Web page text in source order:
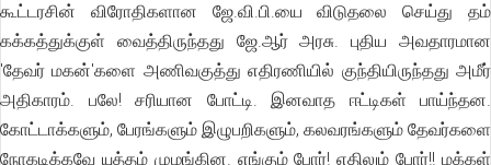
கூட்டரசின் விரோதிகளான ஜே.வி.பி.யை விடுதலை செய்து தம்
கக்கத்துக்குள் வைத்திருந்தது ஜே.ஆர் அரசு. புதிய அவதாரமான
'தேவர் மகன்'களை அணிவகுத்து எதிரணியில் குந்தியிருந்தது அமீர்
அதிகாரம். பலே! சரியான போட்டி. இனவாத ஈட்டிகள் பாய்ந்தன.
கோட்டாக்களும், பேரங்களும் இழுபறிகளும், கலவரங்களும் தேவர்களை
நோகடிக்கவே யுத்தம் முழங்கின. எங்கும் போர்! எதிலும் போர்!! மக்கள்